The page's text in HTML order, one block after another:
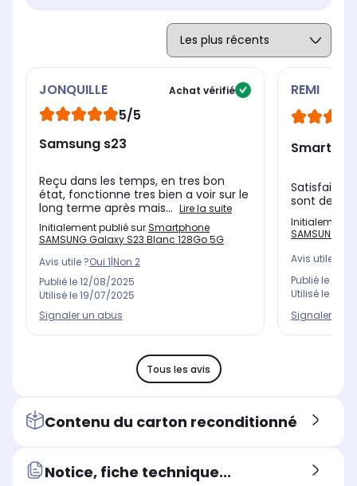
JONQUILLE Achat vérifié
5/5
Samsung s23
Reçu dans les temps, en tres bon
état, fonctionne tres bien a voir sur le
long terme après mais... Lire la suite
Initialement publié surSmartphone
SAMSUNG Galaxy S23 Blanc 128Go 5G
Avis utile ?Oui 1|Non 2
Publié le12/08/2025
Utilisé le19/07/2025
Signaler un abus
REMI
Satisfait de
sont de
Initialement
SAMSUNG
Avis utile ?
Publié le
Utilisé le
Signaler un
Tous les avis
Contenu du carton reconditionné
Notice, fiche technique...